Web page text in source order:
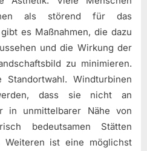
als störend für das
es Maßnahmen, die dazu
und die Wirkung der
zu minimieren.
Windturbinen
dass sie nicht an
in unmittelbarer Nähe von
bedeutsamen Stätten
Weiteren ist eine möglichst